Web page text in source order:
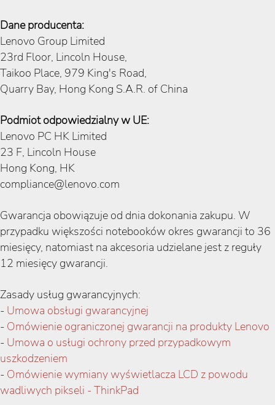
Dane producenta:
Lenovo Group Limited
23rd Floor, Lincoln House,
Taikoo Place, 979 King's Road,
Quarry Bay, Hong Kong S.A.R. of China
Podmiot odpowiedzialny w UE:
Lenovo PC HK Limited
23 F, Lincoln House
Hong Kong, HK
compliance@lenovo.com
Gwarancja obowiązuje od dnia dokonania zakupu. W
przypadku większości notebooków okres gwarancji to 36
miesięcy, natomiast na akcesoria udzielane jest z reguły
12 miesięcy gwarancji.
Zasady usług gwarancyjnych:
- Umowa obsługi gwarancyjnej
- Omówienie ograniczonej gwarancji na produkty Lenovo
- Umowa o usługi ochrony przed przypadkowym
uszkodzeniem
- Omówienie wymiany wyświetlacza LCD z powodu
wadliwych pikseli - ThinkPad